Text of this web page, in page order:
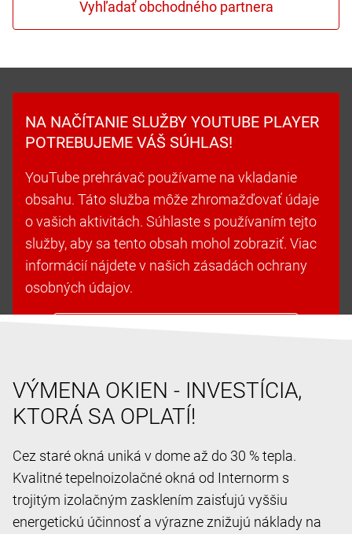
NA NAČÍTANIE SLUŽBY YOUTUBE PLAYER
POTREBUJEME VÁŠ SÚHLAS!
YouTube prehrávač používame na vkladanie
obsahu. Táto služba môže zhromažďovať údaje
o vašich aktivitách. Súhlaste s používaním tejto
služby, aby sa tento obsah mohol zobraziť. Viac
informácií nájdete v našich zásadách ochrany
osobných údajov.
VÝMENA OKIEN - INVESTÍCIA,
KTORÁ SA OPLATÍ!
Cez staré okná uniká v dome až do 30 % tepla.
Kvalitné tepelnoizolačné okná od Internorm s
trojitým izolačným zasklením zaisťujú vyššiu
energetickú účinnosť a výrazne znižujú náklady na